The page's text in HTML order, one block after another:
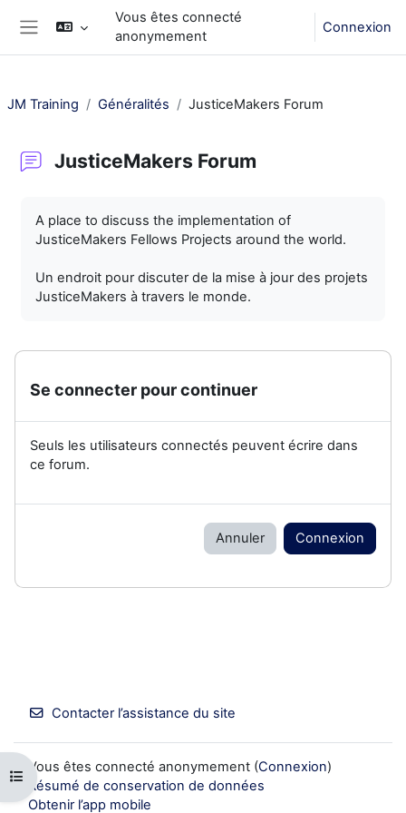
Passer au contenu principal
Panneau latéral
Vous êtes connecté
anonymement
Connexion
Ouvrir l’index du cours
JM Training Généralités JusticeMakers Forum
JusticeMakers Forum
A place to discuss the implementation of
JusticeMakers Fellows Projects around the world.
Un endroit pour discuter de la mise à jour des projets
JusticeMakers à travers le monde.
Se connecter pour continuer
Seuls les utilisateurs connectés peuvent écrire dans
ce forum.
Annuler Connexion
Contacter l’assistance du site
Vous êtes connecté anonymement (Connexion)
Résumé de conservation de données
Obtenir l’app mobile